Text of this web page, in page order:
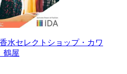
水セレクトショップ・カワ
鶴屋